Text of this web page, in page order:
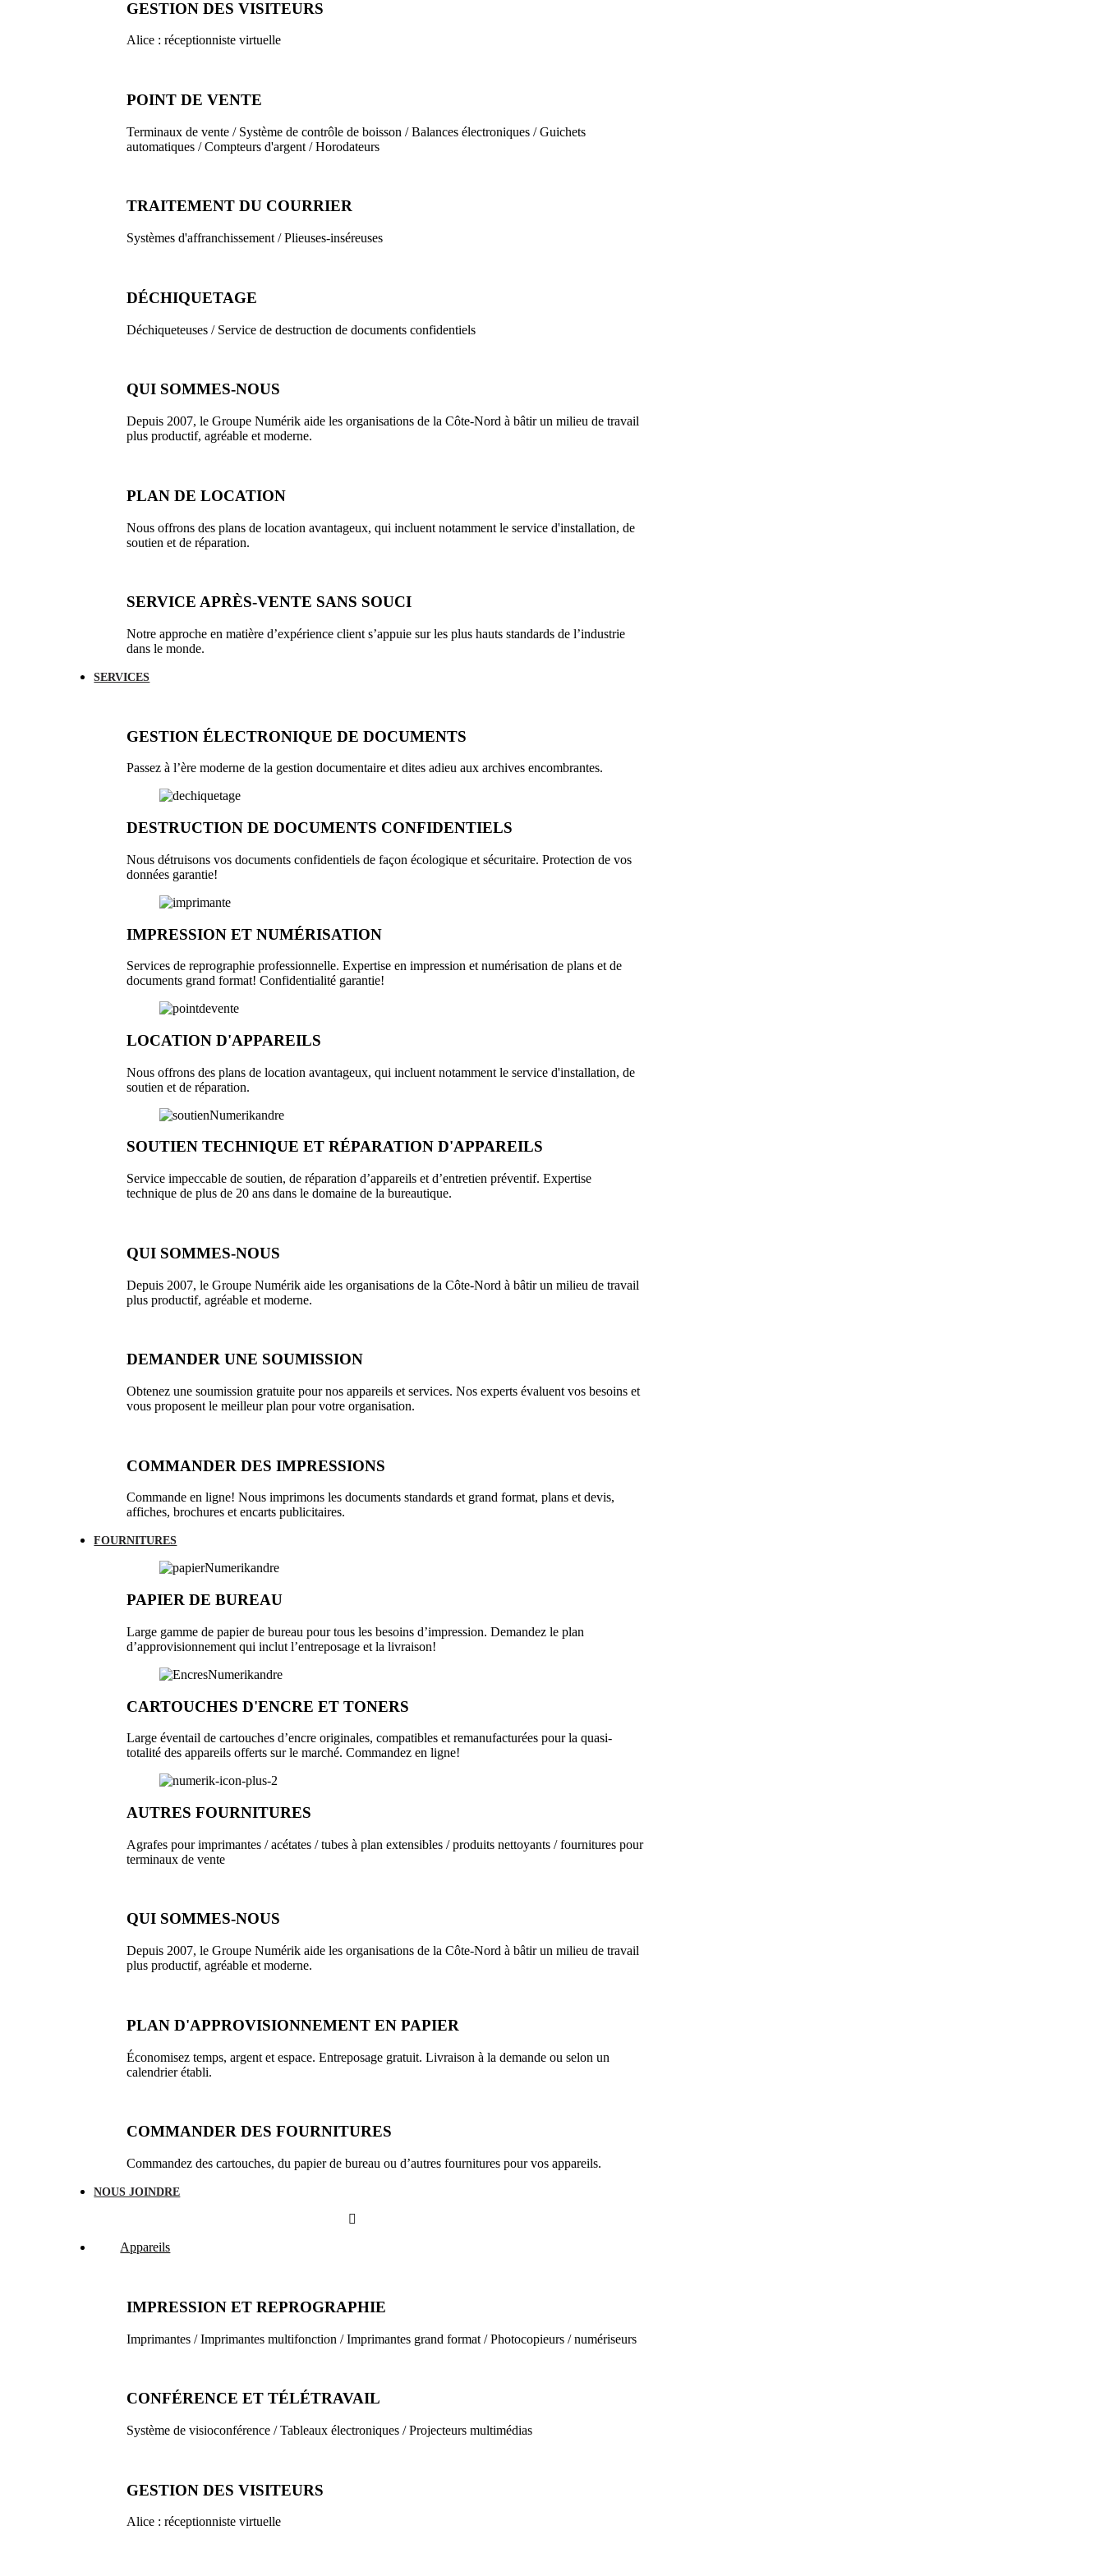
GESTION DES VISITEURS
Alice : réceptionniste virtuelle
POINT DE VENTE
Terminaux de vente / Système de contrôle de boisson / Balances électroniques / Guichets
automatiques / Compteurs d'argent / Horodateurs
TRAITEMENT DU COURRIER
Systèmes d'affranchissement / Plieuses-inséreuses
DÉCHIQUETAGE
Déchiqueteuses / Service de destruction de documents confidentiels
QUI SOMMES-NOUS
Depuis 2007, le Groupe Numérik aide les organisations de la Côte-Nord à bâtir un milieu de travail
plus productif, agréable et moderne.
PLAN DE LOCATION
Nous offrons des plans de location avantageux, qui incluent notamment le service d'installation, de
soutien et de réparation.
SERVICE APRÈS-VENTE SANS SOUCI
Notre approche en matière d’expérience client s’appuie sur les plus hauts standards de l’industrie
dans le monde.
SERVICES
GESTION ÉLECTRONIQUE DE DOCUMENTS
Passez à l’ère moderne de la gestion documentaire et dites adieu aux archives encombrantes.
DESTRUCTION DE DOCUMENTS CONFIDENTIELS
Nous détruisons vos documents confidentiels de façon écologique et sécuritaire. Protection de vos
données garantie!
IMPRESSION ET NUMÉRISATION
Services de reprographie professionnelle. Expertise en impression et numérisation de plans et de
documents grand format! Confidentialité garantie!
LOCATION D'APPAREILS
Nous offrons des plans de location avantageux, qui incluent notamment le service d'installation, de
soutien et de réparation.
SOUTIEN TECHNIQUE ET RÉPARATION D'APPAREILS
Service impeccable de soutien, de réparation d’appareils et d’entretien préventif. Expertise
technique de plus de 20 ans dans le domaine de la bureautique.
QUI SOMMES-NOUS
Depuis 2007, le Groupe Numérik aide les organisations de la Côte-Nord à bâtir un milieu de travail
plus productif, agréable et moderne.
DEMANDER UNE SOUMISSION
Obtenez une soumission gratuite pour nos appareils et services. Nos experts évaluent vos besoins et
vous proposent le meilleur plan pour votre organisation.
COMMANDER DES IMPRESSIONS
Commande en ligne! Nous imprimons les documents standards et grand format, plans et devis,
affiches, brochures et encarts publicitaires.
FOURNITURES
PAPIER DE BUREAU
Large gamme de papier de bureau pour tous les besoins d’impression. Demandez le plan
d’approvisionnement qui inclut l’entreposage et la livraison!
CARTOUCHES D'ENCRE ET TONERS
Large éventail de cartouches d’encre originales, compatibles et remanufacturées pour la quasi-
totalité des appareils offerts sur le marché. Commandez en ligne!
AUTRES FOURNITURES
Agrafes pour imprimantes / acétates / tubes à plan extensibles / produits nettoyants / fournitures pour
terminaux de vente
QUI SOMMES-NOUS
Depuis 2007, le Groupe Numérik aide les organisations de la Côte-Nord à bâtir un milieu de travail
plus productif, agréable et moderne.
PLAN D'APPROVISIONNEMENT EN PAPIER
Économisez temps, argent et espace. Entreposage gratuit. Livraison à la demande ou selon un
calendrier établi.
COMMANDER DES FOURNITURES
Commandez des cartouches, du papier de bureau ou d’autres fournitures pour vos appareils.
NOUS JOINDRE
Appareils
IMPRESSION ET REPROGRAPHIE
Imprimantes / Imprimantes multifonction / Imprimantes grand format / Photocopieurs / numériseurs
CONFÉRENCE ET TÉLÉTRAVAIL
Système de visioconférence / Tableaux électroniques / Projecteurs multimédias
GESTION DES VISITEURS
Alice : réceptionniste virtuelle